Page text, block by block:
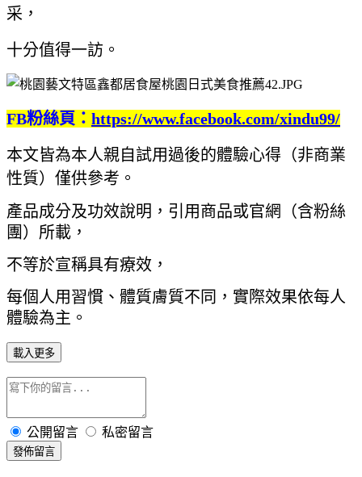
采，
十分值得一訪。
FB粉絲頁： https://www.facebook.com/xindu99/
本文皆為本人親自試用過後的體驗心得（非商業
性質）僅供參考。
產品成分及功效說明，引用商品或官網（含粉絲
團）所載，
不等於宣稱具有療效，
每個人用習慣、體質膚質不同，實際效果依每人
體驗為主。
載入更多
公開留言 私密留言
發佈留言